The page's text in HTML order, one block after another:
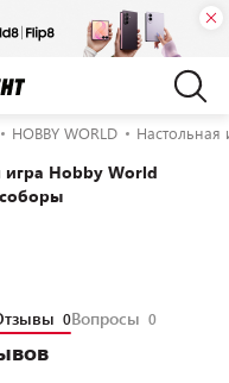
HOBBY WORLD
Hobby World
0Вопросы 0